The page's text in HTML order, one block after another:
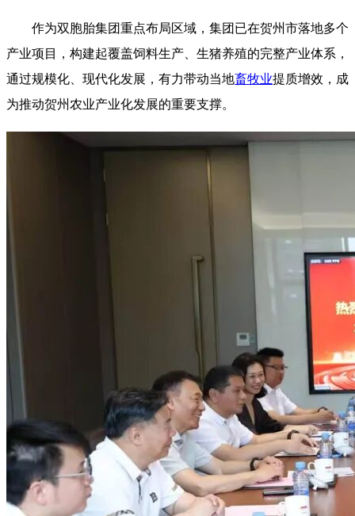
作为双胞胎集团重点布局区域，集团已在贺州市落地多个
产业项目，构建起覆盖饲料生产、生猪养殖的完整产业体系，
通过规模化、现代化发展，有力带动当地畜牧业提质增效，成
为推动贺州农业产业化发展的重要支撑。